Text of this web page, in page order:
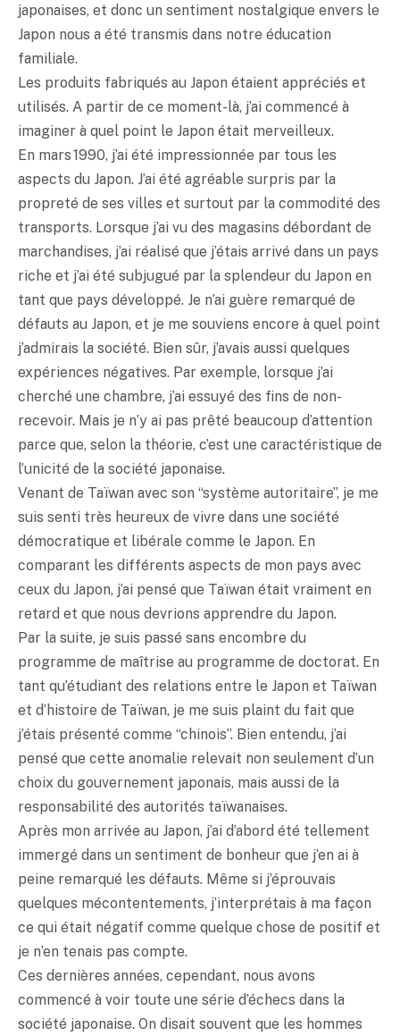
japonaises, et donc un sentiment nostalgique envers le
Japon nous a été transmis dans notre éducation
familiale.
Les produits fabriqués au Japon étaient appréciés et
utilisés. A partir de ce moment-là, j’ai commencé à
imaginer à quel point le Japon était merveilleux.
En mars 1990, j’ai été impressionnée par tous les
aspects du Japon. J’ai été agréable surpris par la
propreté de ses villes et surtout par la commodité des
transports. Lorsque j’ai vu des magasins débordant de
marchandises, j’ai réalisé que j’étais arrivé dans un pays
riche et j’ai été subjugué par la splendeur du Japon en
tant que pays développé. Je n’ai guère remarqué de
défauts au Japon, et je me souviens encore à quel point
j’admirais la société. Bien sûr, j’avais aussi quelques
expériences négatives. Par exemple, lorsque j’ai
cherché une chambre, j’ai essuyé des fins de non-
recevoir. Mais je n’y ai pas prêté beaucoup d’attention
parce que, selon la théorie, c’est une caractéristique de
l’unicité de la société japonaise.
Venant de Taïwan avec son “système autoritaire”, je me
suis senti très heureux de vivre dans une société
démocratique et libérale comme le Japon. En
comparant les différents aspects de mon pays avec
ceux du Japon, j’ai pensé que Taïwan était vraiment en
retard et que nous devrions apprendre du Japon.
Par la suite, je suis passé sans encombre du
programme de maîtrise au programme de doctorat. En
tant qu’étudiant des relations entre le Japon et Taïwan
et d’histoire de Taïwan, je me suis plaint du fait que
j’étais présenté comme “chinois”. Bien entendu, j’ai
pensé que cette anomalie relevait non seulement d’un
choix du gouvernement japonais, mais aussi de la
responsabilité des autorités taïwanaises.
Après mon arrivée au Japon, j’ai d’abord été tellement
immergé dans un sentiment de bonheur que j’en ai à
peine remarqué les défauts. Même si j’éprouvais
quelques mécontentements, j’interprétais à ma façon
ce qui était négatif comme quelque chose de positif et
je n’en tenais pas compte.
Ces dernières années, cependant, nous avons
commencé à voir toute une série d’échecs dans la
société japonaise. On disait souvent que les hommes